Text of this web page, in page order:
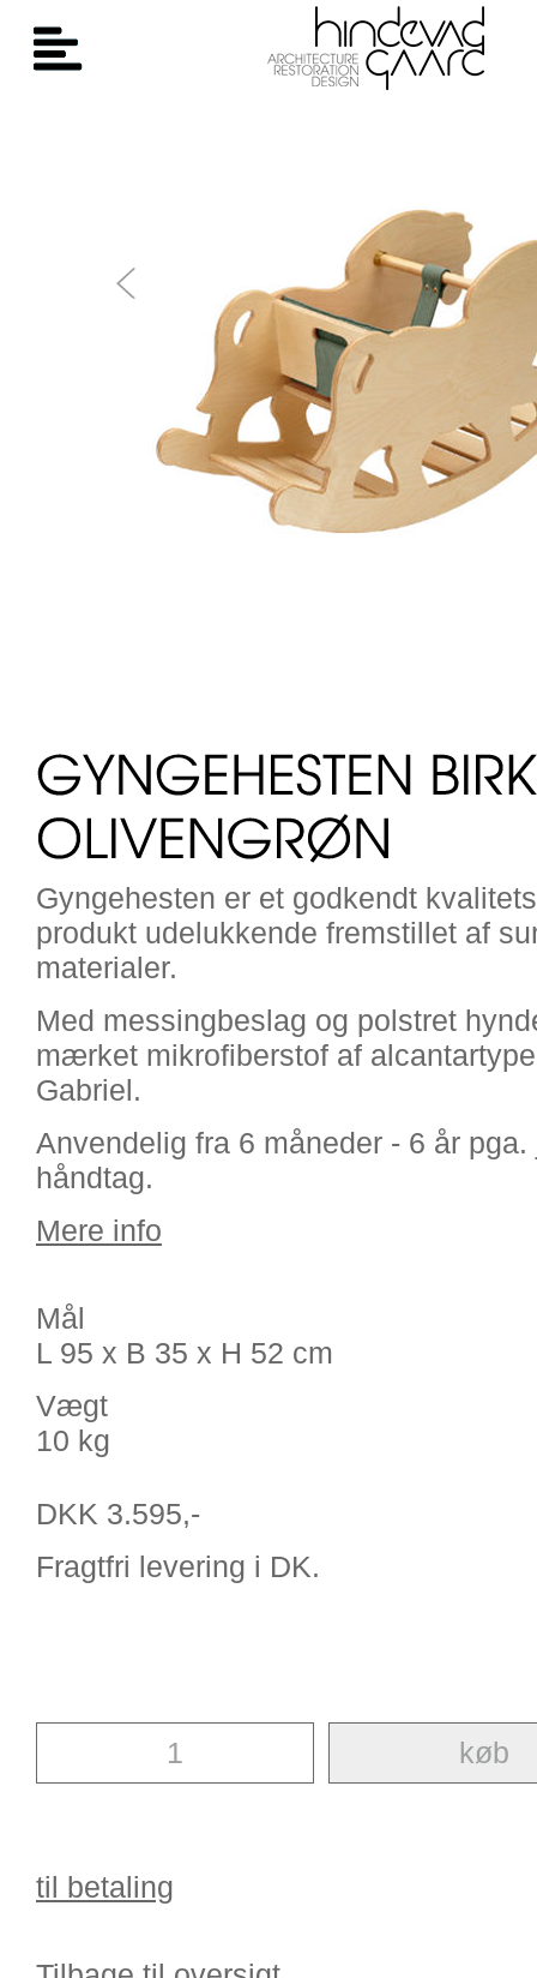
Gyngehesten er et godkendt
produkt udelukkende fremstillet af
materialer.
Med messingbeslag og polstret
mærket mikrofiberstof af
Gabriel.
Anvendelig fra 6 måneder - 6 år pga.
håndtag.
Mere info
Mål
L 95 x B 35 x H 52 cm
Vægt
10 kg
DKK 3.595,-
Fragtfri levering i DK.
til betaling